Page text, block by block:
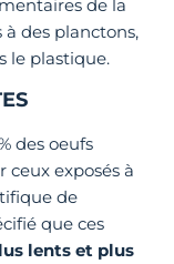
de la
à des planctons,
le plastique.
des oeufs
ceux exposés à
de
que ces
lents et plus